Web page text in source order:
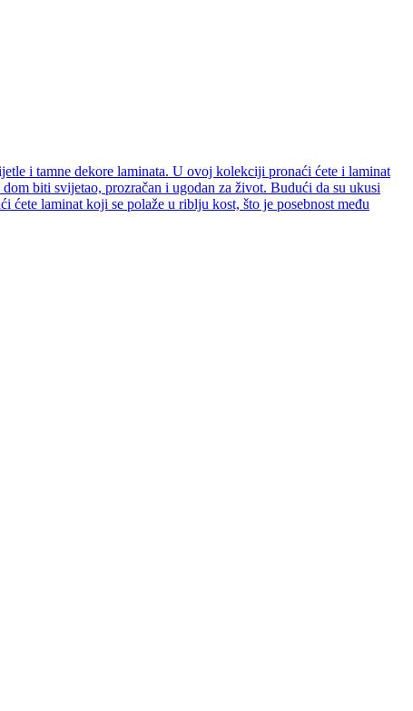
i tamne dekore laminata. U ovoj kolekciji pronaći ćete i laminat
biti svijetao, prozračan i ugodan za život. Budući da su ukusi
laminat koji se polaže u riblju kost, što je posebnost među